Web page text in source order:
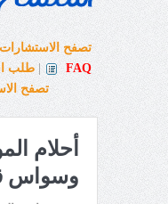
تصفح الاستشارات
FAQ
طلب
تصفح
أحلام
وسواس